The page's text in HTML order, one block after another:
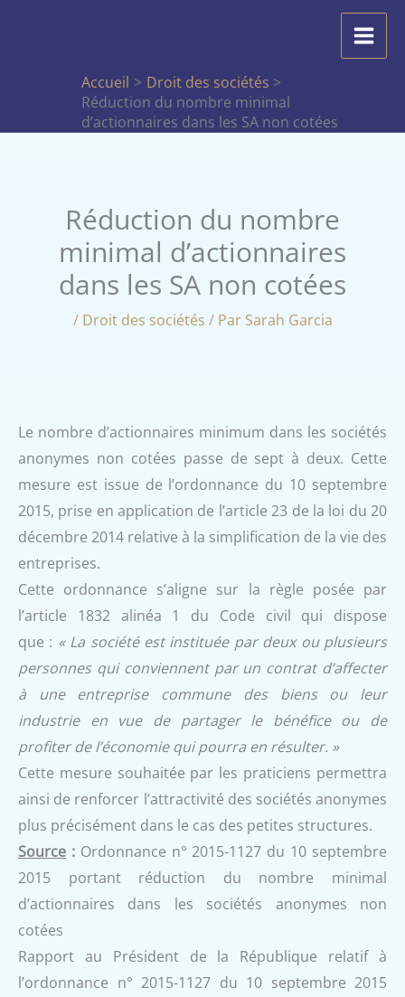
Accueil
Droit des sociétés
Réduction du nombre minimal
d’actionnaires dans les SA non cotées
Réduction du nombre
minimal d’actionnaires
dans les SA non cotées
/ Droit des sociétés / Par Sarah Garcia
Le nombre d’actionnaires minimum dans les sociétés
anonymes non cotées passe de sept à deux. Cette
mesure est issue de l’ordonnance du 10 septembre
2015, prise en application de l’article 23 de la loi du 20
décembre 2014 relative à la simplification de la vie des
entreprises.
Cette ordonnance s’aligne sur la règle posée par
l’article 1832 alinéa 1 du Code civil qui dispose
que : « La société est instituée par deux ou plusieurs
personnes qui conviennent par un contrat d’affecter
à une entreprise commune des biens ou leur
industrie en vue de partager le bénéfice ou de
profiter de l’économie qui pourra en résulter. »
Cette mesure souhaitée par les praticiens permettra
ainsi de renforcer l’attractivité des sociétés anonymes
plus précisément dans le cas des petites structures.
Source : Ordonnance n° 2015-1127 du 10 septembre
2015 portant réduction du nombre minimal
d’actionnaires dans les sociétés anonymes non
cotées
Rapport au Président de la République relatif à
l’ordonnance n° 2015-1127 du 10 septembre 2015